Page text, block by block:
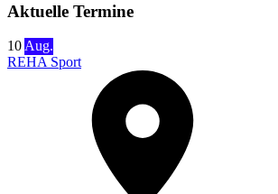
Aktuelle Termine
10Aug.
REHA Sport